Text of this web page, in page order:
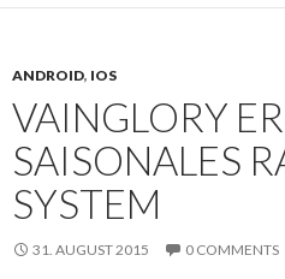
ANDROID, IOS
VAINGLORY
SAISONALES
SYSTEM
31. AUGUST 2015 0 COMMENTS